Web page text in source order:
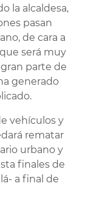
la alcaldesa,
pasan
de cara a
será muy
parte de
generado
vehículos y
rematar
urbano y
finales de
a final de